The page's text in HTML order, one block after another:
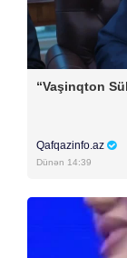
“Vaşinqton
Qafqazinfo.az
Dünən 14:39